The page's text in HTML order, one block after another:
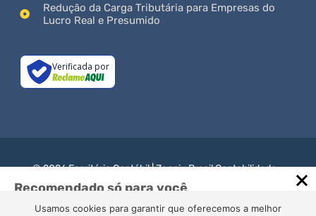
Redução da Carga Tributária para Empresas do
Lucro Real e Presumido
Verificada por
© 2026 Escritório Contábil | Zannix Brasil Contabilidade -
CRC/SE 000613/O
CNPJ: 23.427.204/0001-09 ! INSC.MUNICIPAL: 124657-
0
Recomendado só para você
A REFORMA TRIBUTÁRIA E OS
Usamos cookies para garantir que oferecemos a melhor